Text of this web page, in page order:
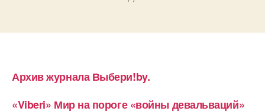
Архив журнала Выбери!by.
«Viberi» Мир на пороге «войны девальваций»